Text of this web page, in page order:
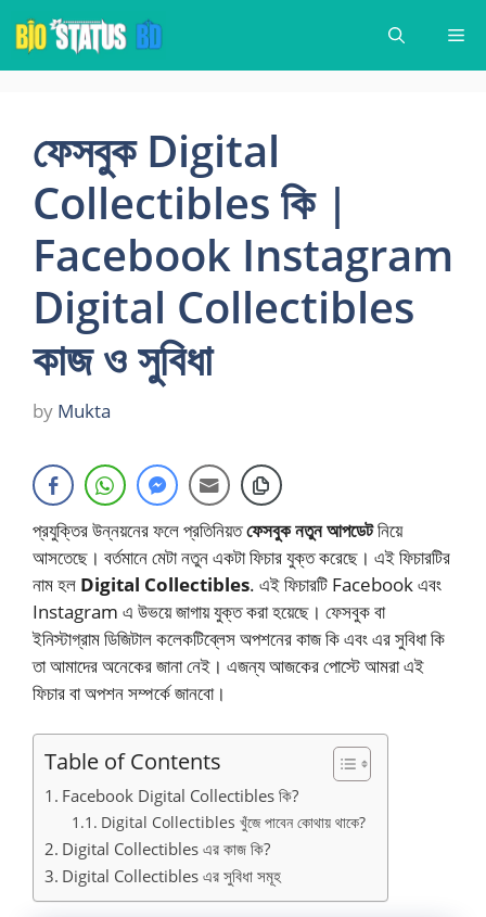
Skip
content
ফেসবুক Digital
Collectibles কি |
Facebook Instagram
Digital Collectibles
কাজ ও সুবিধা
by Mukta
প্রযুক্তির উন্নয়নের ফলে প্রতিনিয়তফেসবুক নতুন আপডেটনিয়ে
আসতেছে। বর্তমানে মেটা নতুন একটা ফিচার যুক্ত করেছে। এই ফিচারটির
নাম হল Digital Collectibles. এই ফিচারটি Facebook এবং
Instagram এ উভয়ে জাগায় যুক্ত করা হয়েছে। ফেসবুক বা
ইনিস্টাগ্রাম ডিজিটাল কলেকটিব্লেস অপশনের কাজ কি এবং এর সুবিধা কি
তা আমাদের অনেকের জানা নেই। এজন্য আজকের পোস্টে আমরা এই
ফিচার বা অপশন সম্পর্কে জানবো।
Table of Contents
Facebook Digital Collectibles কি?
Digital Collectibles খুঁজে পাবেন কোথায় থাকে?
Digital Collectibles এর কাজ কি?
Digital Collectibles এর সুবিধা সমূহ